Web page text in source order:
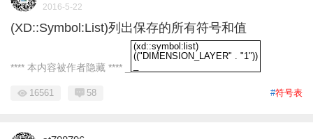
2016-5-22
(XD::Symbol:List)列出保存的所有符号和值
**** 本内容被作者隐藏 **** _
(xd::symbol:list)
(("DIMENSION_LAYER" . "1"))
(xd::symbol:list)(("DIMENSION_LAYER"
#符号表
16561 58